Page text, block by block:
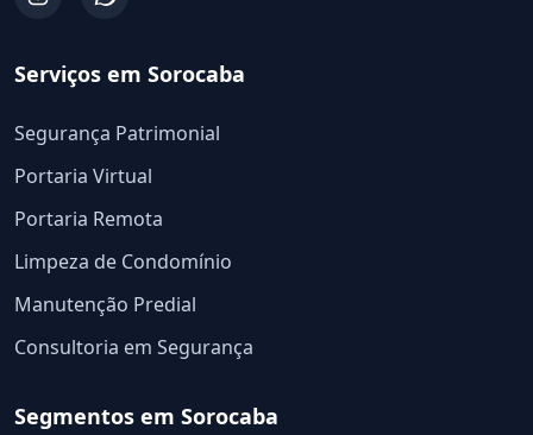
Serviços em Sorocaba
Segurança Patrimonial
Portaria Virtual
Portaria Remota
Limpeza de Condomínio
Manutenção Predial
Consultoria em Segurança
Segmentos em Sorocaba